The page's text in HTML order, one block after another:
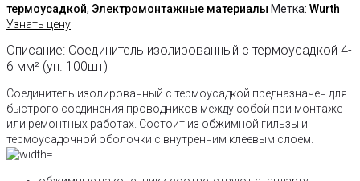
термоусадкой, Электромонтажные материалы Метка: Wurth
Узнать цену
Описание: Соединитель изолированный с термоусадкой 4-
6 мм² (уп. 100шт)
Соединитель изолированный с термоусадкой предназначен для
быстрого соединения проводников между собой при монтаже
или ремонтных работах. Состоит из обжимной гильзы и
термоусадочной оболочки с внутренним клеевым слоем.